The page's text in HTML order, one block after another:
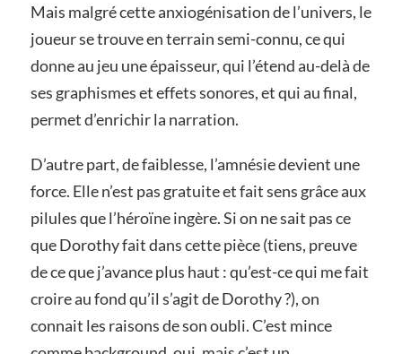
Mais malgré cette anxiogénisation de l’univers, le
joueur se trouve en terrain semi-connu, ce qui
donne au jeu une épaisseur, qui l’étend au-delà de
ses graphismes et effets sonores, et qui au final,
permet d’enrichir la narration.
D’autre part, de faiblesse, l’amnésie devient une
force. Elle n’est pas gratuite et fait sens grâce aux
pilules que l’héroïne ingère. Si on ne sait pas ce
que Dorothy fait dans cette pièce (tiens, preuve
de ce que j’avance plus haut : qu’est-ce qui me fait
croire au fond qu’il s’agit de Dorothy ?), on
connait les raisons de son oubli. C’est mince